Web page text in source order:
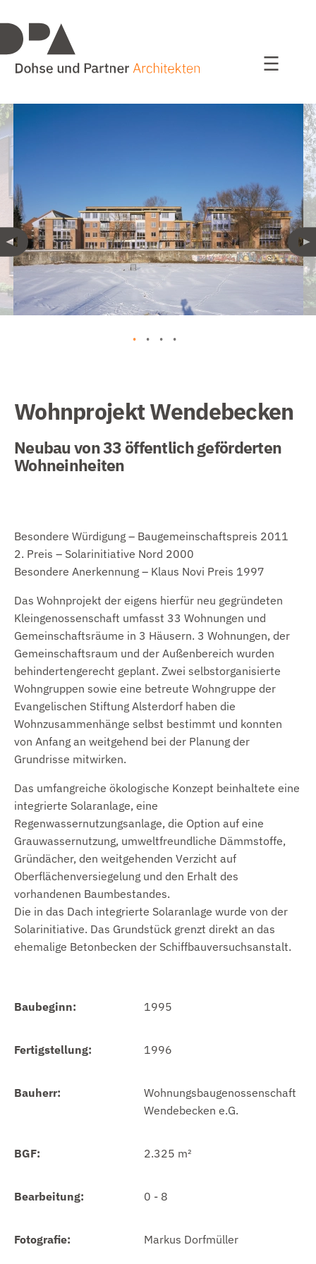
Wohnprojekt Wendebecken
Neubau von 33 öffentlich geförderten
Wohneinheiten
Besondere Würdigung – Baugemeinschaftspreis 2011
2. Preis – Solarinitiative Nord 2000
Besondere Anerkennung – Klaus Novi Preis 1997
Das Wohnprojekt der eigens hierfür neu gegründeten
Kleingenossenschaft umfasst 33 Wohnungen und
Gemeinschaftsräume in 3 Häusern. 3 Wohnungen, der
Gemeinschaftsraum und der Außenbereich wurden
behindertengerecht geplant. Zwei selbstorganisierte
Wohngruppen sowie eine betreute Wohngruppe der
Evangelischen Stiftung Alsterdorf haben die
Wohnzusammenhänge selbst bestimmt und konnten
von Anfang an weitgehend bei der Planung der
Grundrisse mitwirken.
Das umfangreiche ökologische Konzept beinhaltete eine
integrierte Solaranlage, eine
Regenwassernutzungsanlage, die Option auf eine
Grauwassernutzung, umweltfreundliche Dämmstoffe,
Gründächer, den weitgehenden Verzicht auf
Oberflächenversiegelung und den Erhalt des
vorhandenen Baumbestandes.
Die in das Dach integrierte Solaranlage wurde von der
Solarinitiative. Das Grundstück grenzt direkt an das
ehemalige Betonbecken der Schiffbauversuchsanstalt.
Baubeginn: 1995
Fertigstellung: 1996
Bauherr:
Wohnungsbaugenossenschaft
Wendebecken e.G.
BGF: 2.325 m²
Bearbeitung: 0 - 8
Fotografie: Markus Dorfmüller
alle Projekte
Kultur und Kommunales
Studien / Wettbewerbe